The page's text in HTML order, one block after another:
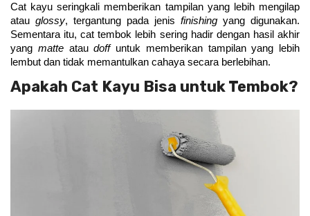
Cat kayu seringkali memberikan tampilan yang lebih mengilap
atau glossy, tergantung pada jenis finishing yang digunakan.
Sementara itu, cat tembok lebih sering hadir dengan hasil akhir
yang matte atau doff untuk memberikan tampilan yang lebih
lembut dan tidak memantulkan cahaya secara berlebihan.
Apakah Cat Kayu Bisa untuk Tembok?